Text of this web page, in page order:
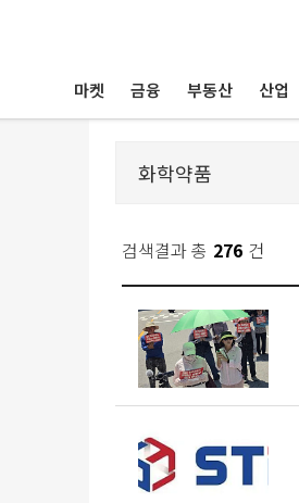
마켓 금융 부동산 산업
검색결과 총 276 건